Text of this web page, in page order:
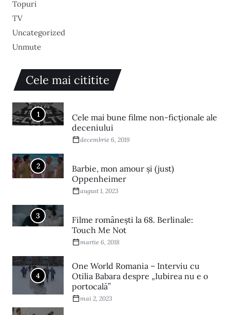
Topuri
TV
Uncategorized
Unmute
Cele mai cititite
1
Cele mai bune filme non-ficționale ale
deceniului
decembrie 6, 2019
2
Barbie, mon amour și (just)
Oppenheimer
august 1, 2023
3
Filme româneşti la 68. Berlinale:
Touch Me Not
martie 6, 2018
4
One World Romania – Interviu cu
Otilia Babara despre „Iubirea nu e o
portocală”
mai 2, 2023